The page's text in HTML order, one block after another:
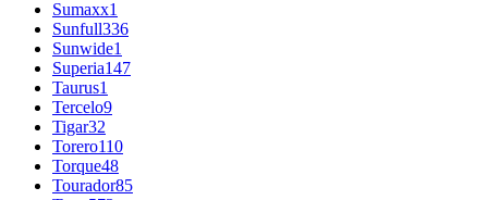
Sumaxx1
Sunfull336
Sunwide1
Superia147
Taurus1
Tercelo9
Tigar32
Torero110
Torque48
Tourador85